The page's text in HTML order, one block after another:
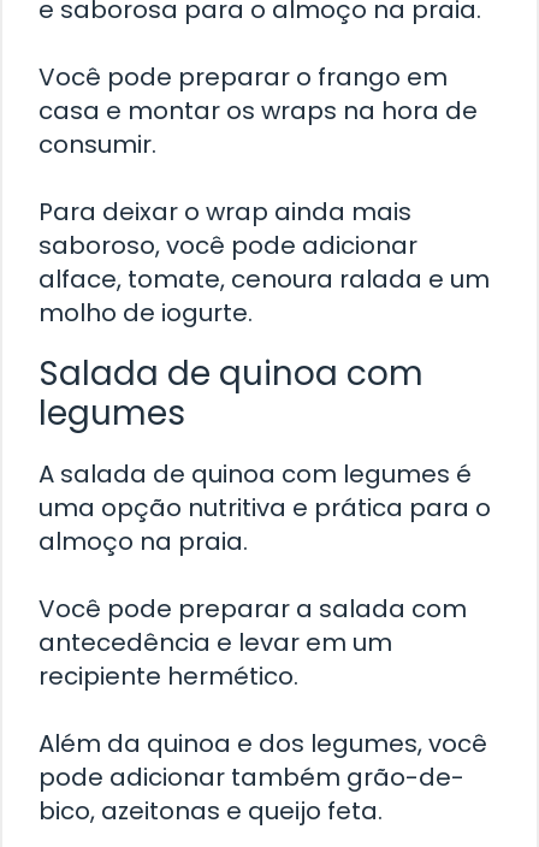
e saborosa para o almoço na praia.
Você pode preparar o frango em
casa e montar os wraps na hora de
consumir.
Para deixar o wrap ainda mais
saboroso, você pode adicionar
alface, tomate, cenoura ralada e um
molho de iogurte.
Salada de quinoa com
legumes
A salada de quinoa com legumes é
uma opção nutritiva e prática para o
almoço na praia.
Você pode preparar a salada com
antecedência e levar em um
recipiente hermético.
Além da quinoa e dos legumes, você
pode adicionar também grão-de-
bico, azeitonas e queijo feta.